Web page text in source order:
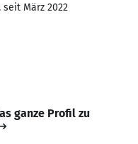
seit März 2022
ganze Profil zu